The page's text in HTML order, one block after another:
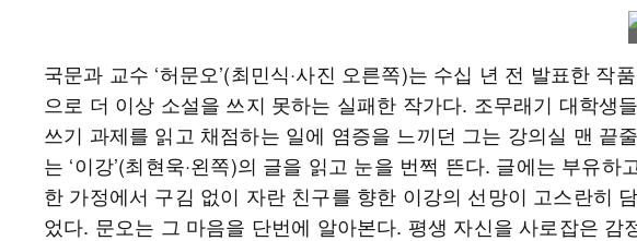
국문과 교수 ‘허문오’(최민식·사진 오른쪽)는 수십 년 전 발표한 작
으로 더 이상 소설을 쓰지 못하는 실패한 작가다. 조무래기 대학생
쓰기 과제를 읽고 채점하는 일에 염증을 느끼던 그는 강의실 맨 끝
는 ‘이강’(최현욱·왼쪽)의 글을 읽고 눈을 번쩍 뜬다. 글에는 부유하
한 가정에서 구김 없이 자란 친구를 향한 이강의 선망이 고스란히
었다. 문오는 그 마음을 단번에 알아본다. 평생 자신을 사로잡은 감